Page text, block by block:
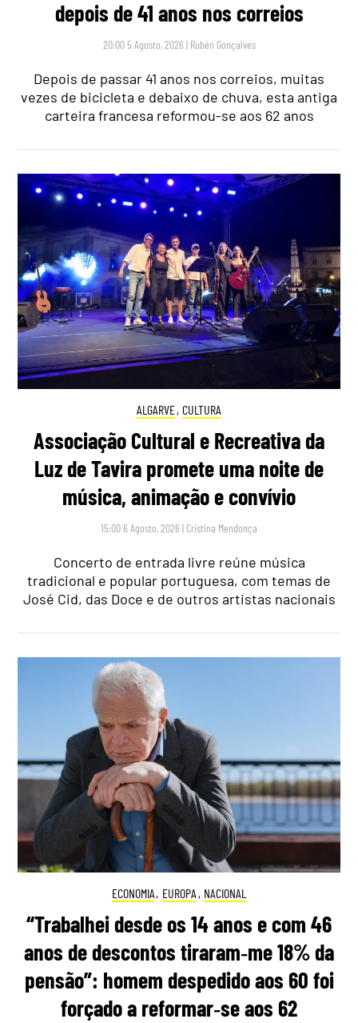
depois de 41 anos nos correios
20:00 5 Agosto, 2026 | Rubén Gonçalves
Depois de passar 41 anos nos correios, muitas
vezes de bicicleta e debaixo de chuva, esta antiga
carteira francesa reformou-se aos 62 anos
ALGARVE, CULTURA
Associação Cultural e Recreativa da
Luz de Tavira promete uma noite de
música, animação e convívio
15:00 6 Agosto, 2026 | Cristina Mendonça
Concerto de entrada livre reúne música
tradicional e popular portuguesa, com temas de
José Cid, das Doce e de outros artistas nacionais
ECONOMIA, EUROPA , NACIONAL
“Trabalhei desde os 14 anos e com 46
anos de descontos tiraram‑me 18% da
pensão”: homem despedido aos 60 foi
forçado a reformar‑se aos 62